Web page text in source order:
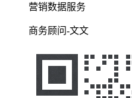
营销数据服务
商务顾问-文文